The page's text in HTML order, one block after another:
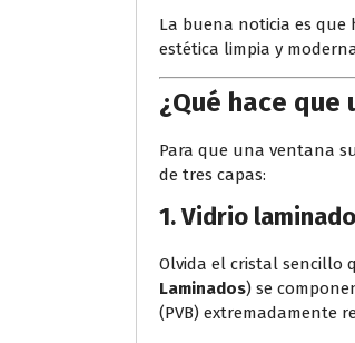
La buena noticia es
estética limpia y
¿Qué hace
Para que una ventana
de tres capas:
1. Vidrio
Olvida el cristal sencillo
Laminados) se
(PVB) extremadamente